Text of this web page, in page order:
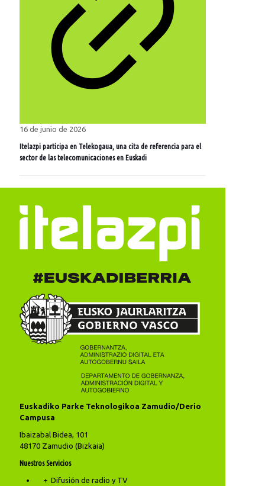
16 de junio de 2026
Itelazpi participa en Telekogaua, una cita de referencia para el
sector de las telecomunicaciones en Euskadi
Euskadiko Parke Teknologikoa Zamudio/Derio
Campusa
Ibaizabal Bidea, 101
48170 Zamudio (Bizkaia)
Nuestros Servicios
Difusión de radio y TV